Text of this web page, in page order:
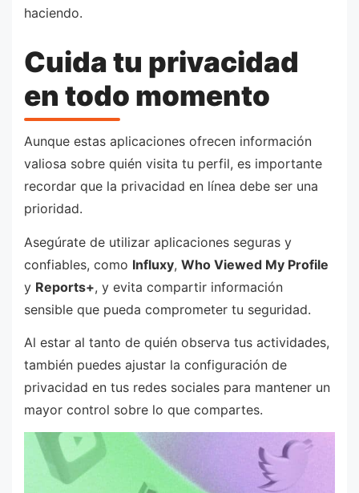
haciendo.
Cuida tu privacidad
en todo momento
Aunque estas aplicaciones ofrecen información
valiosa sobre quién visita tu perfil, es importante
recordar que la privacidad en línea debe ser una
prioridad.
Asegúrate de utilizar aplicaciones seguras y
confiables, como Influxy, Who Viewed My Profile
y Reports+, y evita compartir información
sensible que pueda comprometer tu seguridad.
Al estar al tanto de quién observa tus actividades,
también puedes ajustar la configuración de
privacidad en tus redes sociales para mantener un
mayor control sobre lo que compartes.